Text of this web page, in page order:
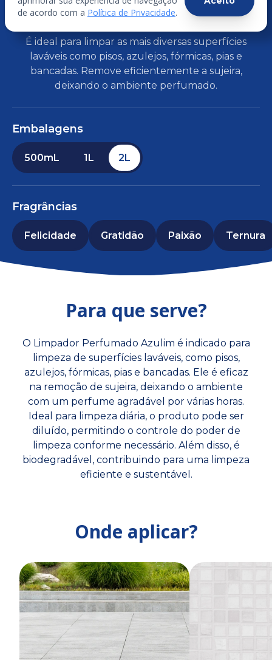
AZULIM
É ideal para limpar as mais diversas superfícies
laváveis como pisos, azulejos, fórmicas, pias e
bancadas. Remove eficientemente a sujeira,
deixando o ambiente perfumado.
Embalagens
500mL 1L 2L
Fragrâncias
Felicidade Gratidão Paixão Ternura
Para que serve?
O Limpador Perfumado Azulim é indicado para
limpeza de superfícies laváveis, como pisos,
azulejos, fórmicas, pias e bancadas. Ele é eficaz
na remoção de sujeira, deixando o ambiente
com um perfume agradável por várias horas.
Ideal para limpeza diária, o produto pode ser
diluído, permitindo o controle do poder de
limpeza conforme necessário. Além disso, é
biodegradável, contribuindo para uma limpeza
eficiente e sustentável.
Onde aplicar?
de acordo com a Política de Privacidade.